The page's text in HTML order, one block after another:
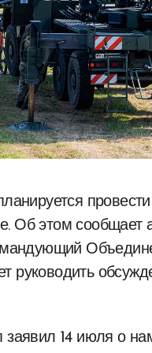
Об этом сообщает
руководить
14 июля о